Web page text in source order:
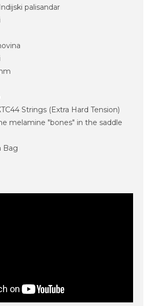
Indijski palisandar
Strings (Extra Hard Tension)
melamine "bones" in the saddle
Bag